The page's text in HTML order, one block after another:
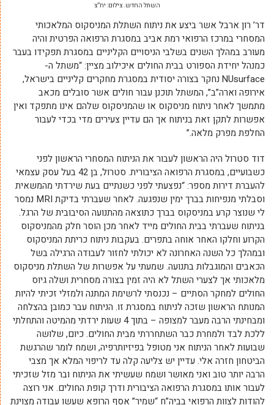
השתל החדש. צילום: יח”צ
דר’ רון ארבל אשר ביצע את ניתוח השתלת המניסקוס המלאכותי
המסחרי במרכז הרפואי רמת אביב במסגרת הרפואה הפרטית והיה
מעורב במהלך השנים בשלבי הניסויים הקליניים במסגרת תפקידו בעבר
כמנהל יחידת הספורט בבית החולים איכילוב מציין: “משתל ה-
NUsurface נחקר בצורה יסודית במסגרת מחקרים קליניים בישראל,
אירופה וארה”ב”, המשתל תוכנן עבור חולים אשר סובלים מכאב
מתמשך לאחר ניתוח מניסקוס או שהמניסקוס שלהם אינו מתפקד ואין
אפשרות לתקן זאת בניתוח אך הם עדיין צעירים מדי בכדי לעבור
החלפת מפרק מלאה.”
דוד סטרול היה הראשון לעבור את הניתוח המסחרי הראשון לפני
כשבועיים, במסגרת הרפואה הציבורית. סטרול, בן 42 בעל עסק עצמאי
להעברת דירות מספר: “נפצעתי לפני כשנתיים בעת שירדתי מהמשאית
וסבלתי מנפיחות בברך ימין שנפגעה. לאחר שעברתי בדיקת MRI נמסר
לי שנוצר קרע במניסקוס בברך כתוצאה מהתנועה הסיבובית של הרגל.
בניתוח שעברתי בבית החולים מייד לאחר מכן הוסר חלק מהמניסקוס
הקרוע וחלקו האחר אוחה בתפרים. בעקבות ניתוח כריתת המניסקוס
ובמהלך כל השנה האחרונה לא יכולתי לחזור לעבודה הרגילה בשל
הכאבים והמוגבלות בתנועה. שמעתי על אפשרות של השתלת מניסקוס
מלאכותי אך לצערי השתל לא היה זמין בצורה מסחרית ושלה גיוס
החולים למחקר הסתיים – נכנסתי לרשימת המתנה ולמזלי זכיתי להיות
המנותח הראשון שזכה לניתוח במסגרת זו. הניתוח עבר כמובן בהצלחה
ומבחינתי הרבה מעבר למצופה – בתוך 4 שעות ירדתי מהמיטה והתחלתי
ללכת לבד ולמחרת כבר השתחררתי מבית החולים. כיום, שלושה
שבועות לאחר הניתוח אני מטופל בפיזיותרפיה, ושמח לומר שהרגשת
הביטחון חזרה אלי. עדיין יש צליעה קלה עד לריפוי המלא אך מצבי
הרבה יותר טוב ואני מאושר ושמח שעשיתי את הניתוח ובר מזל שזכיתי
לעבור אותו במסגרת הרפואה הציבורית ודרך קופת החולים. אני רוצה
להודות לצוות הרפואי בביה”ח “שמיר” אסף הרופא שעשו עבודה מצוינת